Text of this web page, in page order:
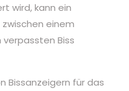
wird, kann ein
einem
Biss
Bissanzeigern für das